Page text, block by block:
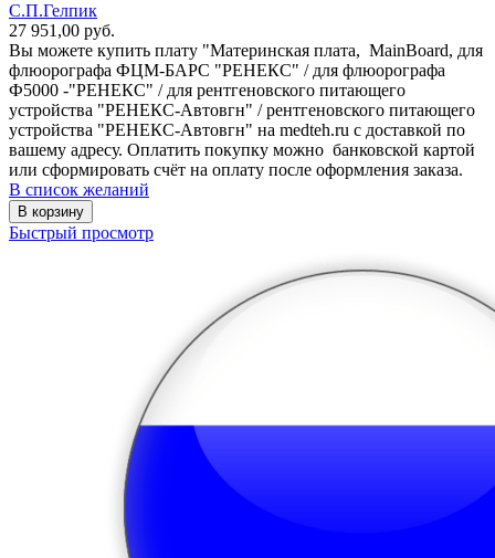
С.П.Гелпик
27 951,00 руб.
Вы можете купить плату "Материнская плата, MainBoard, для
флюорографа ФЦМ-БАРС "РЕНЕКС" / для флюорографа
Ф5000 -"РЕНЕКС" / для рентгеновского питающего
устройства "РЕНЕКС-Автовгн" / рентгеновского питающего
устройства "РЕНЕКС-Автовгн" на medteh.ru с доставкой по
вашему адресу. Оплатить покупку можно банковской картой
или сформировать счёт на оплату после оформления заказа.
В список желаний
В корзину
Быстрый просмотр